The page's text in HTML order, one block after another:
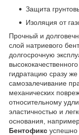
Защита
Изоляция от
Прочный и
слой натриевого
долгосрочную
гидратацию сразу
самозалечивание
механических
относительному
эластичностью и
основания,
Бентофикс успешно